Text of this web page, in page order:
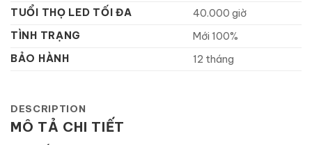
TUỔI THỌ LED TỐI ĐA
40.000 giờ
TÌNH TRẠNG
Mới 100%
BẢO HÀNH
12 tháng
DESCRIPTION
MÔ TẢ CHI TIẾT